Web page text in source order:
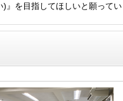
を目指してほしいと願ってい